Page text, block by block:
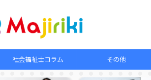
社会福祉士コラム その他